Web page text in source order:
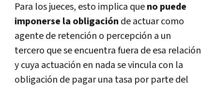
Para los jueces, esto implica queno puede
imponerse la obligación de actuar como
agente de retención o percepción a un
tercero que se encuentra fuera de esa relación
y cuya actuación en nada se vincula con la
obligación de pagar una tasa por parte del